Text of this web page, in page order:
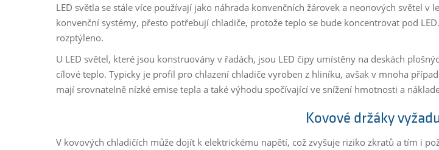
LED světla se stále více používají jako náhrada konvenčních žárovek a neonových světel
konvenční systémy, přesto potřebují chladiče, protože teplo se bude koncentrovat pod
rozptýleno.
U LED světel, které jsou konstruovány v řadách, jsou LED čipy umístěny na deskách
cílové teplo. Typicky je profil pro chlazení chladiče vyroben z hliníku, avšak v mnoha
mají srovnatelně nízké emise tepla a také výhodu spočívající ve snížení hmotnosti a
Kovové držáky
V kovových chladičích může dojít k elektrickému napětí, což zvyšuje riziko zkratů a tím i